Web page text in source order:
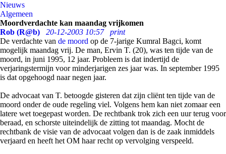
Nieuws
Algemeen
Moordverdachte kan maandag vrijkomen
Rob (R@b)
20-12-2003 10:57
print
De verdachte van de moord op de 7-jarige Kumral Bagci, komt
mogelijk maandag vrij. De man, Ervin T. (20), was ten tijde van de
moord, in juni 1995, 12 jaar. Probleem is dat indertijd de
verjaringstermijn voor minderjarigen zes jaar was. In september 1995
is dat opgehoogd naar negen jaar.
De advocaat van T. betoogde gisteren dat zijn cliënt ten tijde van de
moord onder de oude regeling viel. Volgens hem kan niet zomaar een
latere wet toegepast worden. De rechtbank trok zich een uur terug voor
beraad, en schorste uiteindelijk de zitting tot maandag. Mocht de
rechtbank de visie van de advocaat volgen dan is de zaak inmiddels
verjaard en heeft het OM haar recht op vervolging verspeeld.